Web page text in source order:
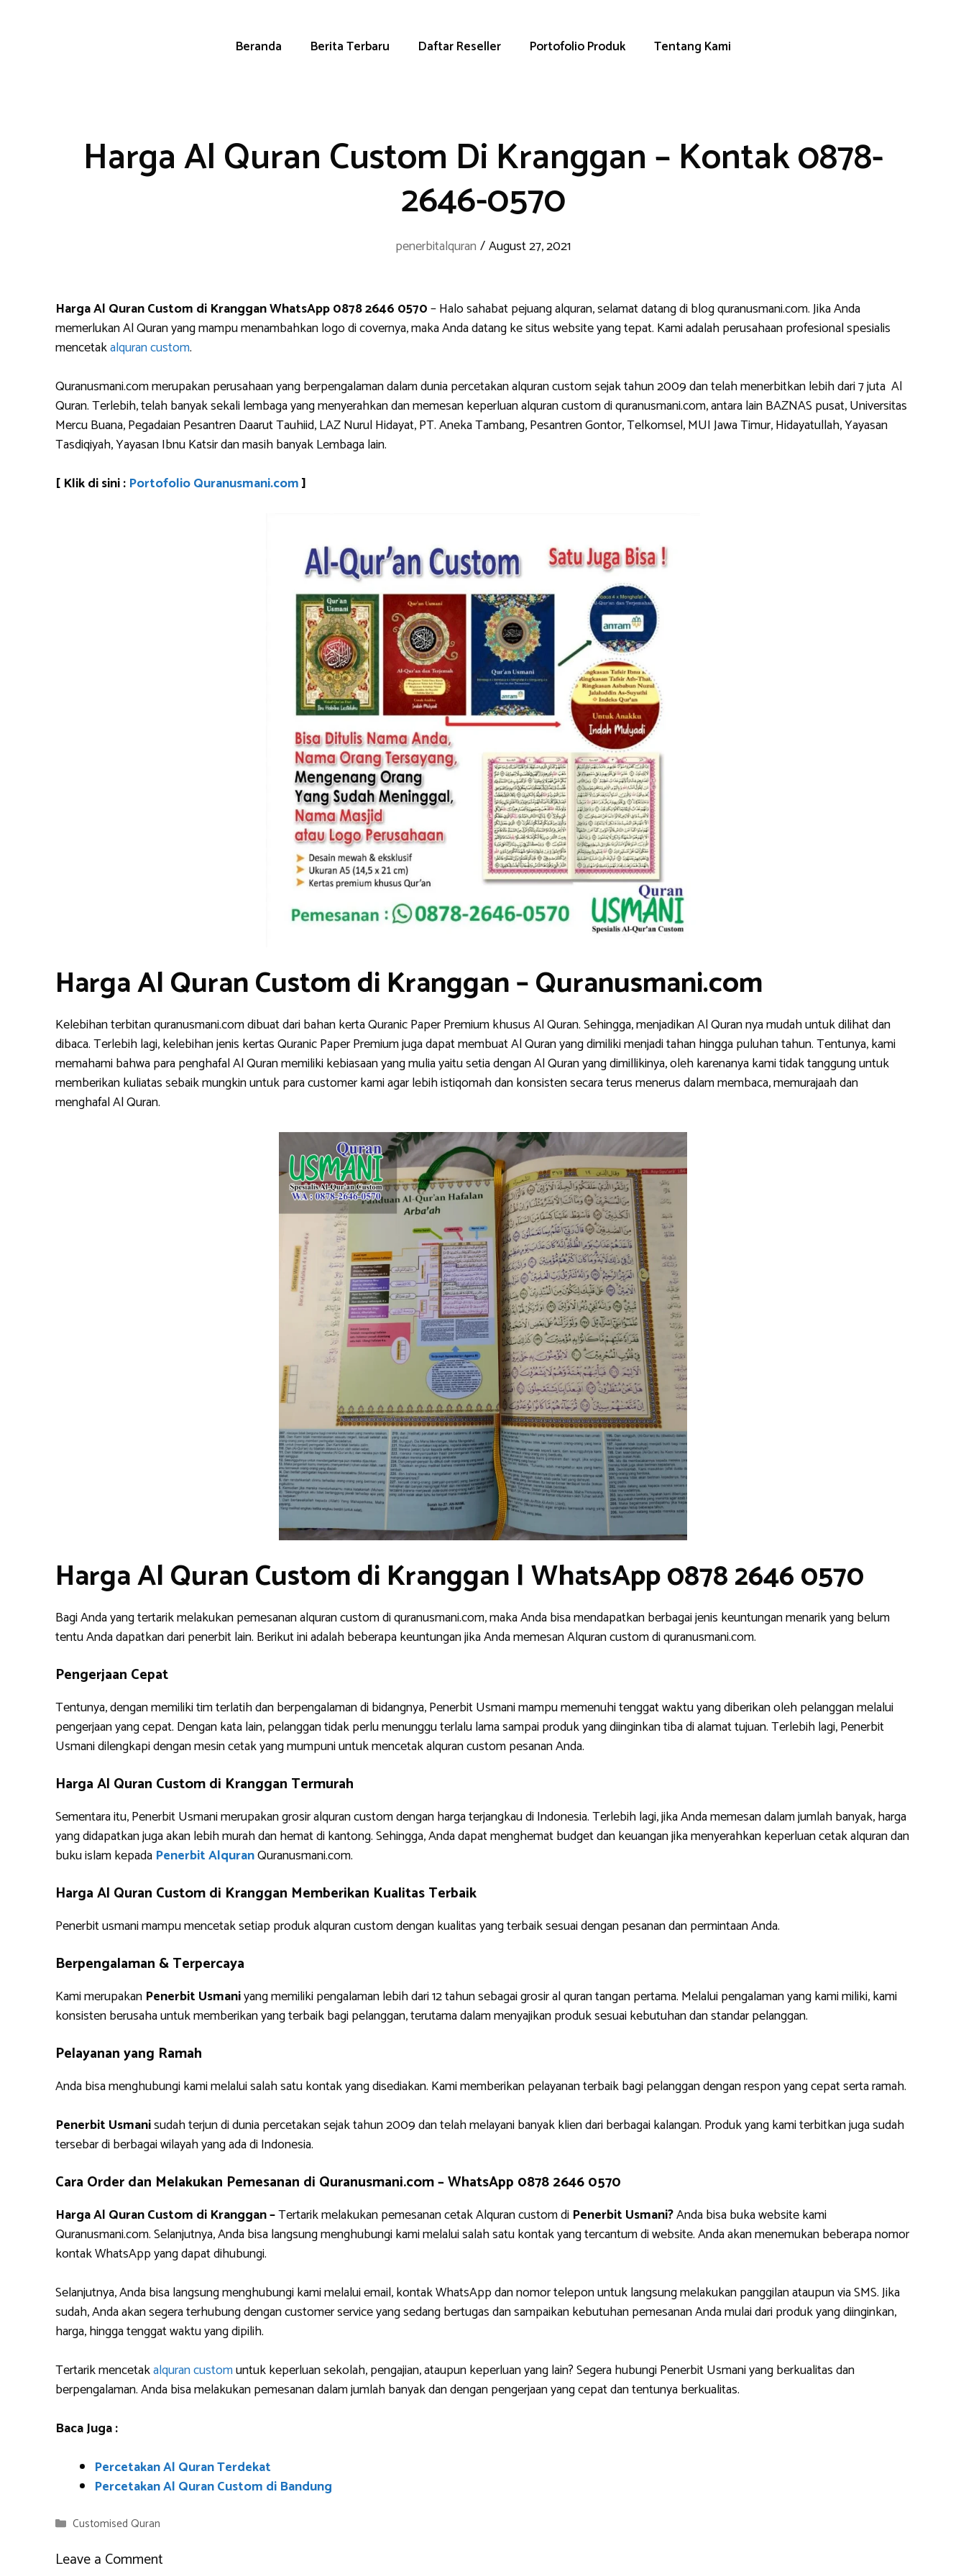
Beranda Berita Terbaru Daftar Reseller Portofolio Produk Tentang Kami
Harga Al Quran Custom Di Kranggan – Kontak 0878-
2646-0570
penerbitalquran /August 27, 2021
Harga Al Quran Custom di Kranggan WhatsApp 0878 2646 0570– Halo sahabat pejuang alquran, selamat datang di blog quranusmani.com. Jika Anda
memerlukan Al Quran yang mampu menambahkan logo di covernya, maka Anda datang ke situs website yang tepat. Kami adalah perusahaan profesional spesialis
mencetakalquran custom.
Quranusmani.com merupakan perusahaan yang berpengalaman dalam dunia percetakan alquran custom sejak tahun 2009 dan telah menerbitkan lebih dari 7 juta Al
Quran. Terlebih, telah banyak sekali lembaga yang menyerahkan dan memesan keperluan alquran custom di quranusmani.com, antara lain BAZNAS pusat, Universitas
Mercu Buana, Pegadaian Pesantren Daarut Tauhiid, LAZ Nurul Hidayat, PT. Aneka Tambang, Pesantren Gontor, Telkomsel, MUI Jawa Timur, Hidayatullah, Yayasan
Tasdiqiyah, Yayasan Ibnu Katsir dan masih banyak Lembaga lain.
[ Klik di sini : Portofolio Quranusmani.com]
Harga Al Quran Custom di Kranggan – Quranusmani.com
Kelebihan terbitan quranusmani.com dibuat dari bahan kerta Quranic Paper Premium khusus Al Quran. Sehingga, menjadikan Al Quran nya mudah untuk dilihat dan
dibaca. Terlebih lagi, kelebihan jenis kertas Quranic Paper Premium juga dapat membuat Al Quran yang dimiliki menjadi tahan hingga puluhan tahun. Tentunya, kami
memahami bahwa para penghafal Al Quran memiliki kebiasaan yang mulia yaitu setia dengan Al Quran yang dimillikinya, oleh karenanya kami tidak tanggung untuk
memberikan kuliatas sebaik mungkin untuk para customer kami agar lebih istiqomah dan konsisten secara terus menerus dalam membaca, memurajaah dan
menghafal Al Quran.
Harga Al Quran Custom di Kranggan | WhatsApp 0878 2646 0570
Bagi Anda yang tertarik melakukan pemesanan alquran custom di quranusmani.com, maka Anda bisa mendapatkan berbagai jenis keuntungan menarik yang belum
tentu Anda dapatkan dari penerbit lain. Berikut ini adalah beberapa keuntungan jika Anda memesan Alquran custom di quranusmani.com.
Pengerjaan Cepat
Tentunya, dengan memiliki tim terlatih dan berpengalaman di bidangnya, Penerbit Usmani mampu memenuhi tenggat waktu yang diberikan oleh pelanggan melalui
pengerjaan yang cepat. Dengan kata lain, pelanggan tidak perlu menunggu terlalu lama sampai produk yang diinginkan tiba di alamat tujuan. Terlebih lagi, Penerbit
Usmani dilengkapi dengan mesin cetak yang mumpuni untuk mencetak alquran custom pesanan Anda.
Harga Al Quran Custom di Kranggan Termurah
Sementara itu, Penerbit Usmani merupakan grosir alquran custom dengan harga terjangkau di Indonesia. Terlebih lagi, jika Anda memesan dalam jumlah banyak, harga
yang didapatkan juga akan lebih murah dan hemat di kantong. Sehingga, Anda dapat menghemat budget dan keuangan jika menyerahkan keperluan cetak alquran dan
buku islam kepada Penerbit AlquranQuranusmani.com.
Harga Al Quran Custom di Kranggan Memberikan Kualitas Terbaik
Penerbit usmani mampu mencetak setiap produk alquran custom dengan kualitas yang terbaik sesuai dengan pesanan dan permintaan Anda.
Berpengalaman & Terpercaya
Kami merupakan Penerbit Usmaniyang memiliki pengalaman lebih dari 12 tahun sebagai grosir al quran tangan pertama. Melalui pengalaman yang kami miliki, kami
konsisten berusaha untuk memberikan yang terbaik bagi pelanggan, terutama dalam menyajikan produk sesuai kebutuhan dan standar pelanggan.
Pelayanan yang Ramah
Anda bisa menghubungi kami melalui salah satu kontak yang disediakan. Kami memberikan pelayanan terbaik bagi pelanggan dengan respon yang cepat serta ramah.
Penerbit Usmanisudah terjun di dunia percetakan sejak tahun 2009 dan telah melayani banyak klien dari berbagai kalangan. Produk yang kami terbitkan juga sudah
tersebar di berbagai wilayah yang ada di Indonesia.
Cara Order dan Melakukan Pemesanan di Quranusmani.com –WhatsApp 0878 2646 0570
Harga Al Quran Custom di Kranggan –Tertarik melakukan pemesanan cetak Alquran custom di Penerbit Usmani?Anda bisa buka website kami
Quranusmani.com. Selanjutnya, Anda bisa langsung menghubungi kami melalui salah satu kontak yang tercantum di website. Anda akan menemukan beberapa nomor
kontak WhatsApp yang dapat dihubungi.
Selanjutnya, Anda bisa langsung menghubungi kami melalui email, kontak WhatsApp dan nomor telepon untuk langsung melakukan panggilan ataupun via SMS. Jika
sudah, Anda akan segera terhubung dengan customer service yang sedang bertugas dan sampaikan kebutuhan pemesanan Anda mulai dari produk yang diinginkan,
harga, hingga tenggat waktu yang dipilih.
Tertarik mencetakalquran customuntuk keperluan sekolah, pengajian, ataupun keperluan yang lain? Segera hubungi Penerbit Usmani yang berkualitas dan
berpengalaman. Anda bisa melakukan pemesanan dalam jumlah banyak dan dengan pengerjaan yang cepat dan tentunya berkualitas.
Baca Juga :
Percetakan Al Quran Terdekat
Percetakan Al Quran Custom di Bandung
Categories
Customised Quran
Leave a Comment